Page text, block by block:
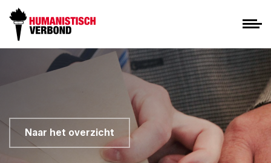
Naar het overzicht